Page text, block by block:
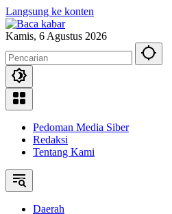
Langsung ke konten
Kamis, 6 Agustus 2026
Pedoman Media Siber
Redaksi
Tentang Kami
Daerah